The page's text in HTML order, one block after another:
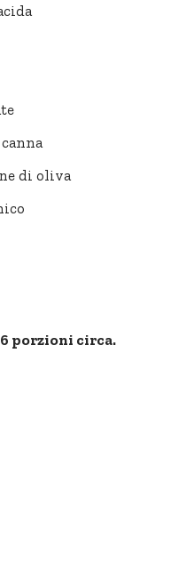
di oliva
6 porzioni circa.